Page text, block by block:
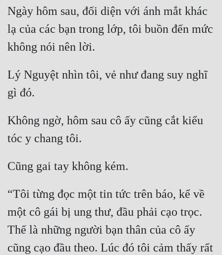
Góc Nhìn Nữ
Huyền Huyễn
Huyền Nghi
Học Đường
Khoa Huyễn
Khoa Huyễn Không Gian
Kỳ Huyễn
Kỳ Ảo
Ngày hôm sau, đối diện với ánh mắt khác
lạ của các bạn trong lớp, tôi buồn đến mức
không nói nên lời.
Lý Nguyệt nhìn tôi, vẻ như đang suy nghĩ
gì đó.
Không ngờ, hôm sau cô ấy cũng cắt kiểu
tóc y chang tôi.
Cũng gai tay không kém.
“Tôi từng đọc một tin tức trên báo, kể về
một cô gái bị ung thư, đầu phải cạo trọc.
Thế là những người bạn thân của cô ấy
cũng cạo đầu theo. Lúc đó tôi cảm thấy rất